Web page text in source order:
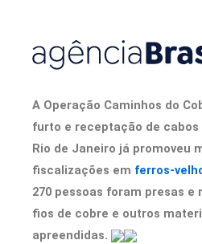
A Operação Caminhos do
furto e receptação de
Rio de Janeiro já promoveu
fiscalizações em ferros-
270 pessoas foram presas e
fios de cobre e outros
apreendidas.